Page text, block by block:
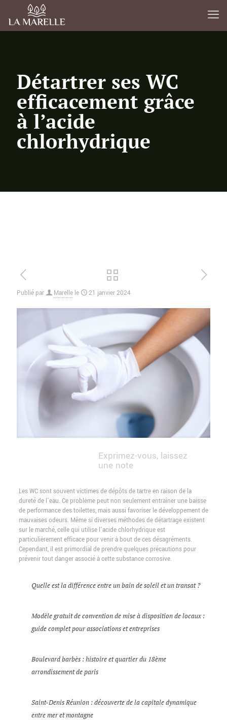
Détartrer ses WC
efficacement grâce
à l’acide
chlorhydrique
Publié par Marelle le 21 janvier 2024
Exprimez-vous, laissez
une note
Les WC sont souvent victimes de dépôts de tartre en raison de la
dureté de l’eau. Ce problème peut non seulement entraîner une baisse
de performance des toilettes, mais aussi favoriser le développement de
mauvaises odeurs. Même si diverses méthodes de détartrage existent
sur le marché, celle qui utilise l’acide chlorhydrique est
particulièrement efficace pour venir à bout de ces désagréments.
Cependant, il est primordial de prendre quelques précautions pour
prévenir tout danger associé à cette substance corrosive.
Quelle est la différence entre un bain de soleil et un transat ?
Modèle gratuit de convention de mise à disposition de locaux :
guide complet pour associations et entreprises
Boulevard barbès : histoire et quartier du 18ème
arrondissement de paris
Saint-Denis Réunion : découverte de la capitale dynamique
entre mer et montagne